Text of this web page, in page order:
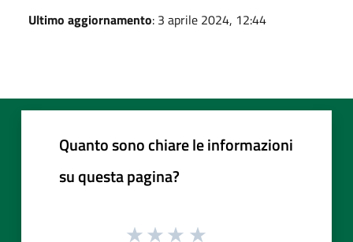
Ultimo aggiornamento: 3 aprile 2024, 12:44
Quanto sono chiare le informazioni
su questa pagina?